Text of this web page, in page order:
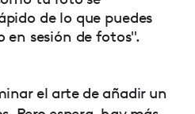
de lo que puedes
en sesión de fotos".
el arte de añadir un